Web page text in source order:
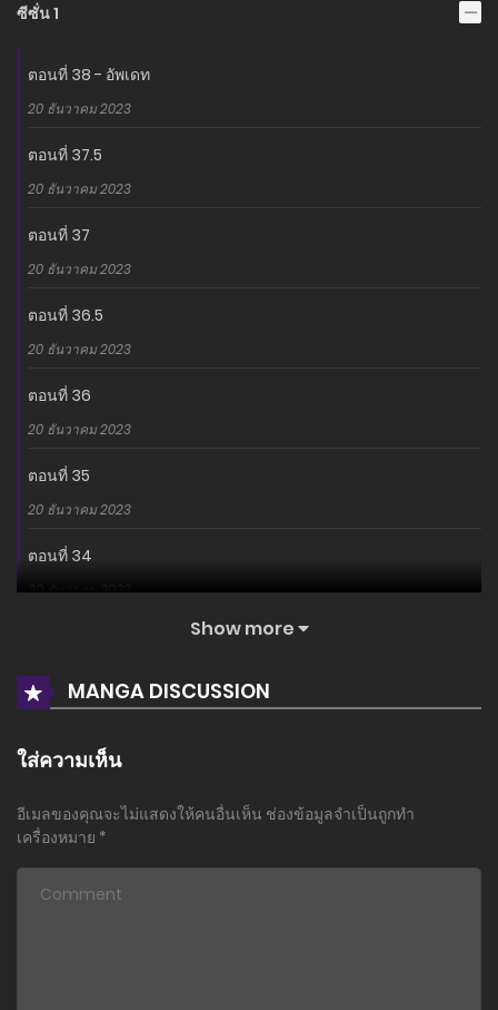
ซีซั่น 1
ตอนที่ 38 - อัพเดท
20 ธันวาคม 2023
ตอนที่ 37.5
20 ธันวาคม 2023
ตอนที่ 37
20 ธันวาคม 2023
ตอนที่ 36.5
20 ธันวาคม 2023
ตอนที่ 36
20 ธันวาคม 2023
ตอนที่ 35
20 ธันวาคม 2023
ตอนที่ 34
20 ธันวาคม 2023
ตอนที่ 32
20 ธันวาคม 2023
12 พฤศจิกายน 2023
Show more
MANGA DISCUSSION
ใส่ความเห็น
อีเมลของคุณจะไม่แสดงให้คนอื่นเห็น ช่องข้อมูลจำเป็นถูกทำ
เครื่องหมาย *